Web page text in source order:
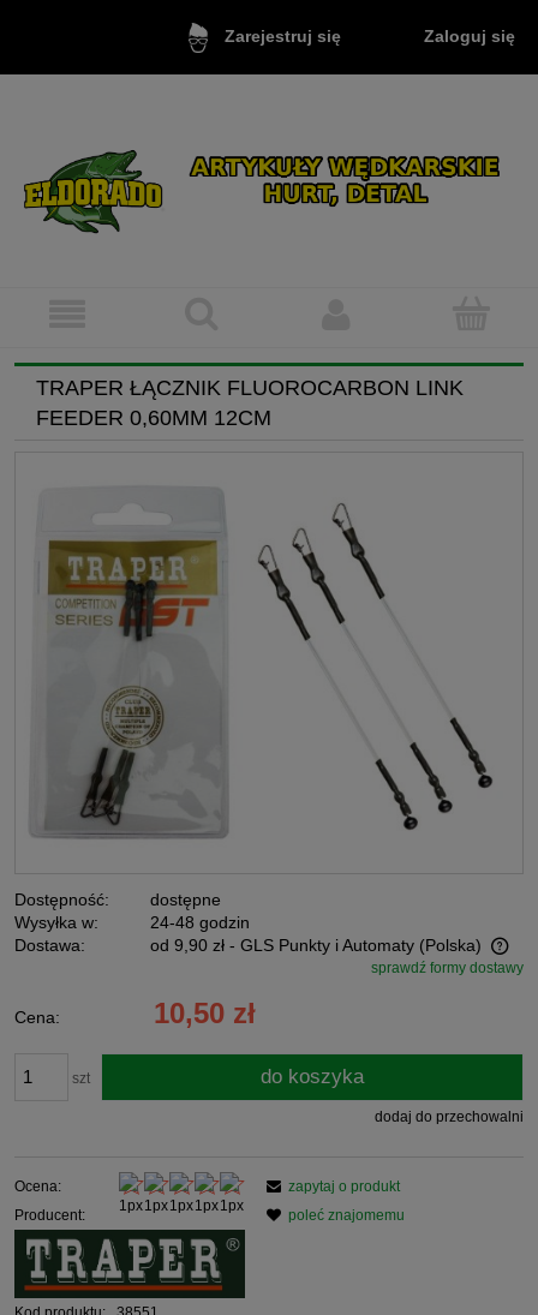
Zarejestruj się Zaloguj się
TRAPER ŁĄCZNIK FLUOROCARBON LINK
FEEDER 0,60MM 12CM
Dostępność:
dostępne
Wysyłka w:
24-48 godzin
Dostawa:
od 9,90 zł - GLS Punkty i Automaty (Polska)
Cena nie zawiera ewentualnych kosztów płatnościsprawdź formy dostawy
Cena: 10,50 zł
szt do koszyka
dodaj do przechowalni
Ocena:
Producent:
zapytaj o produkt
poleć znajomemu